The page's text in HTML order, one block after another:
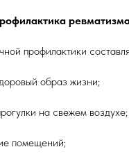
профилактики
образ жизни;
на свежем воздухе;
помещений;